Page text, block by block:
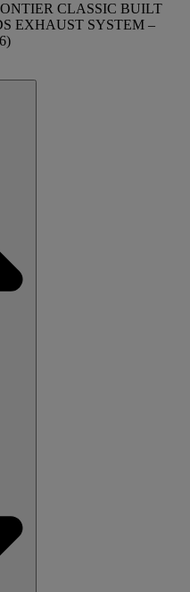
CLASSIC BUILT
EXHAUST SYSTEM –